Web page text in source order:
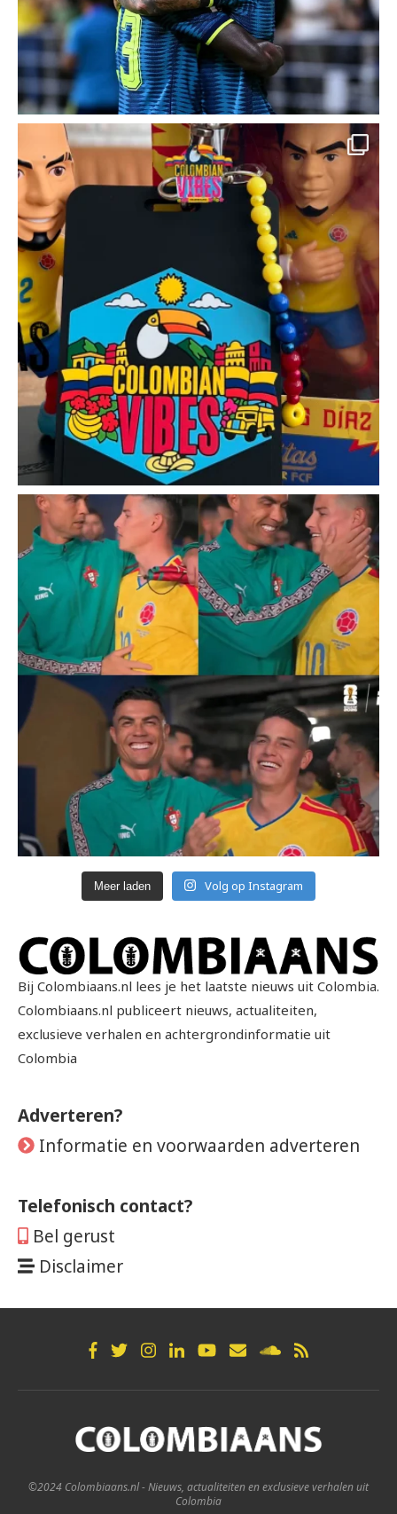
Meer laden Volg op Instagram
Bij Colombiaans.nl lees je het laatste nieuws uit Colombia.
Colombiaans.nl publiceert nieuws, actualiteiten,
exclusieve verhalen en achtergrondinformatie uit
Colombia
Adverteren?
Informatie en voorwaarden adverteren
Telefonisch contact?
Bel gerust
Disclaimer
©2024 Colombiaans.nl - Nieuws, actualiteiten en exclusieve verhalen uit
Colombia